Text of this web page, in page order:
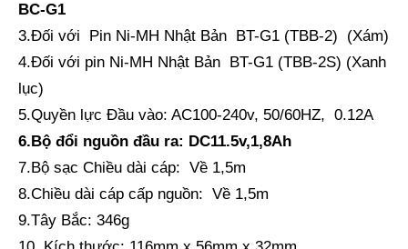
Khảo sát bộ sạc pin Khảo sát bộ sạc pin
BC-G1
3.Đối với Pin Ni-MH Nhật Bản BT-G1 (TBB-2) (Xám)
4.Đối với pin Ni-MH Nhật Bản BT-G1 (TBB-2S) (Xanh
lục)
5.Quyền lực Đầu vào: AC100-240v, 50/60HZ, 0.12A
6.Bộ đổi nguồn đầu ra: DC11.5v,1,8Ah
7.Bộ sạc Chiều dài cáp: Về 1,5m
8.Chiều dài cáp cấp nguồn: Về 1,5m
9.Tây Bắc: 346g